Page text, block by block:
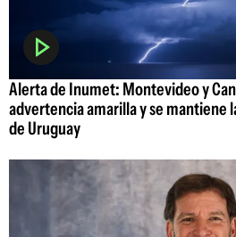
Alerta de Inumet: Montevideo y
advertencia amarilla y se mantiene
de Uruguay